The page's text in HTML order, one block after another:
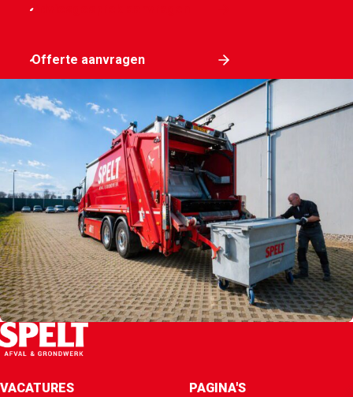
Adviesgesprek aanvragen
Offerte aanvragen
VACATURES
PAGINA'S